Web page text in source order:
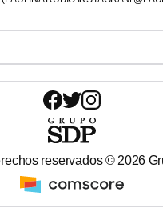
reservados © 2026